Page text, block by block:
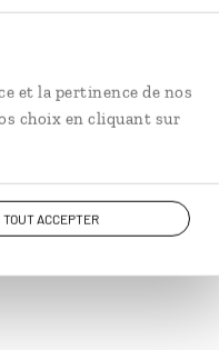
et la pertinence de nos
choix en cliquant sur
TOUT ACCEPTER